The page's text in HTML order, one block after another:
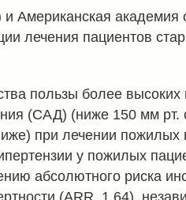
Американская
лечения пациентов
пользы более
(САД) (ниже 150 мм
при лечении
у пожилых
абсолютного риска
(ARR, 1,64),